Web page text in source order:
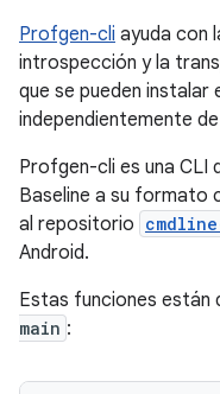
Profgen-cli ayuda con
introspección y la
que se pueden instalar
independientemente
Profgen-cli es una CLI
Baseline a su formato
al repositorio
Android.
Estas funciones están
main :